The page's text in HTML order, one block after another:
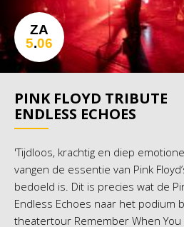
PINK FLOYD TRIBUTE
ENDLESS ECHOES
'Tijdloos, krachtig en diep
vangen de essentie van Pink
bedoeld is. Dit is precies wat de
Endless Echoes naar het podium
theatertour Remember When You
ZA
5.06